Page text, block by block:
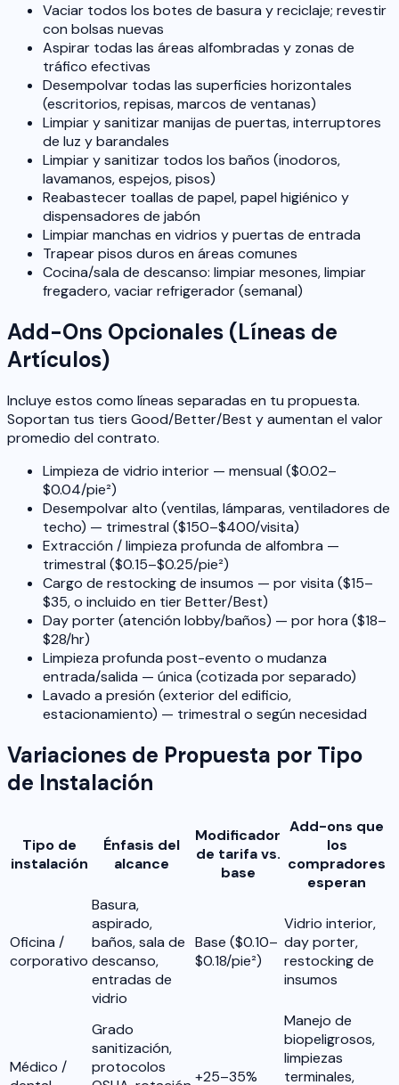
Vaciar todos los botes de basura y reciclaje; revestir
con bolsas nuevas
Aspirar todas las áreas alfombradas y zonas de
tráfico efectivas
Desempolvar todas las superficies horizontales
(escritorios, repisas, marcos de ventanas)
Limpiar y sanitizar manijas de puertas, interruptores
de luz y barandales
Limpiar y sanitizar todos los baños (inodoros,
lavamanos, espejos, pisos)
Reabastecer toallas de papel, papel higiénico y
dispensadores de jabón
Limpiar manchas en vidrios y puertas de entrada
Trapear pisos duros en áreas comunes
Cocina/sala de descanso: limpiar mesones, limpiar
fregadero, vaciar refrigerador (semanal)
Add-Ons Opcionales (Líneas de
Artículos)
Incluye estos como líneas separadas en tu propuesta.
Soportan tus tiers Good/Better/Best y aumentan el valor
promedio del contrato.
Limpieza de vidrio interior — mensual ($0.02–
$0.04/pie²)
Desempolvar alto (ventilas, lámparas, ventiladores de
techo) — trimestral ($150–$400/visita)
Extracción / limpieza profunda de alfombra —
trimestral ($0.15–$0.25/pie²)
Cargo de restocking de insumos — por visita ($15–
$35, o incluido en tier Better/Best)
Day porter (atención lobby/baños) — por hora ($18–
$28/hr)
Limpieza profunda post-evento o mudanza
entrada/salida — única (cotizada por separado)
Lavado a presión (exterior del edificio,
estacionamiento) — trimestral o según necesidad
Variaciones de Propuesta por Tipo
de Instalación
Tipo de
instalación
Énfasis del
alcance
Modificador
de tarifa vs.
base
Add-ons que
los
compradores
esperan
Oficina /
corporativo
Basura,
aspirado,
baños, sala de
descanso,
entradas de
vidrio
Base ($0.10–
$0.18/pie²)
Vidrio interior,
day porter,
restocking de
insumos
Médico /
Grado
sanitización,
protocolos
+25–35%
Manejo de
biopeligrosos,
limpiezas
terminales,